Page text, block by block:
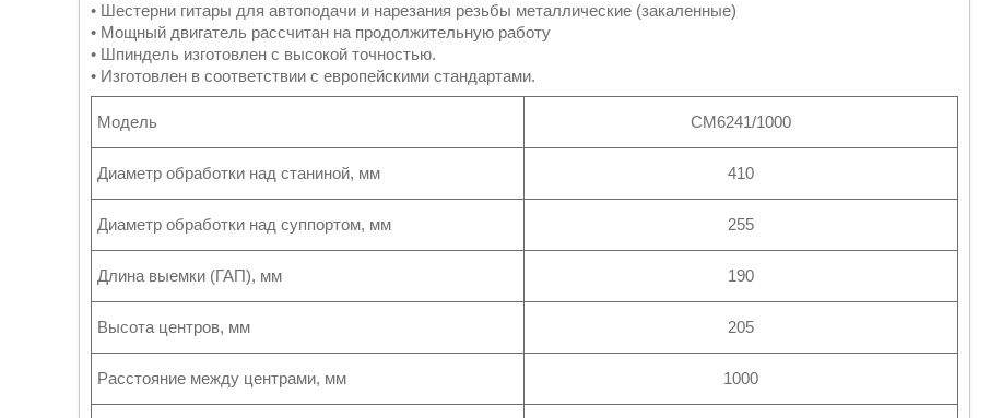
• Шестерни гитары для автоподачи и нарезания резьбы металлические (закаленные)
• Мощный двигатель рассчитан на продолжительную работу
• Шпиндель изготовлен с высокой точностью.
• Изготовлен в соответствии с европейскими стандартами.
Модель CM6241/1000
Диаметр обработки над станиной, мм 410
Диаметр обработки над суппортом, мм 255
Длина выемки (ГАП), мм 190
Высота центров, мм 205
Расстояние между центрами, мм 1000